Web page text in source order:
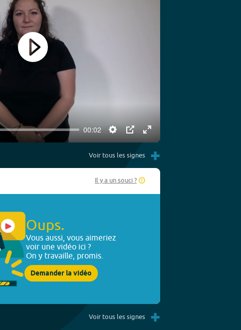
00:02
Settings
PIP Enter
fullscreen
Play
Voir tous les signes +
Il y a un souci ?
Oups.
Vous aussi, vous aimeriez
voir une vidéo ici ?
On y travaille, promis.
Demander la vidéo
Voir tous les signes +